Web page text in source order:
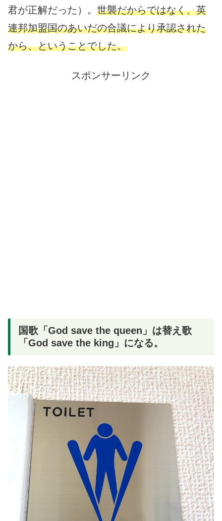
君が正解だった）。 世襲だからではなく、英
連邦加盟国のあいだの合議により承認された
から、ということでした。
スポンサーリンク
国歌「God save the queen」は替え歌
「God save the king」になる。